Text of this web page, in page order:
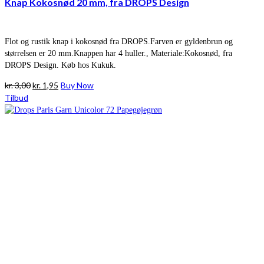
Flot og rustik knap i kokosnød fra DROPS.Farven er gyldenbrun og
størrelsen er 20 mm.Knappen har 4 huller., Materiale:Kokosnød, fra
DROPS Design. Køb hos Kukuk.
kr.3,00Den
pris
kr. 1,95 Den
pris
Buy Now
Tilbud